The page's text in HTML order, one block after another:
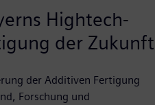
Hightech-
der Zukunft
der Additiven Fertigung
Forschung und